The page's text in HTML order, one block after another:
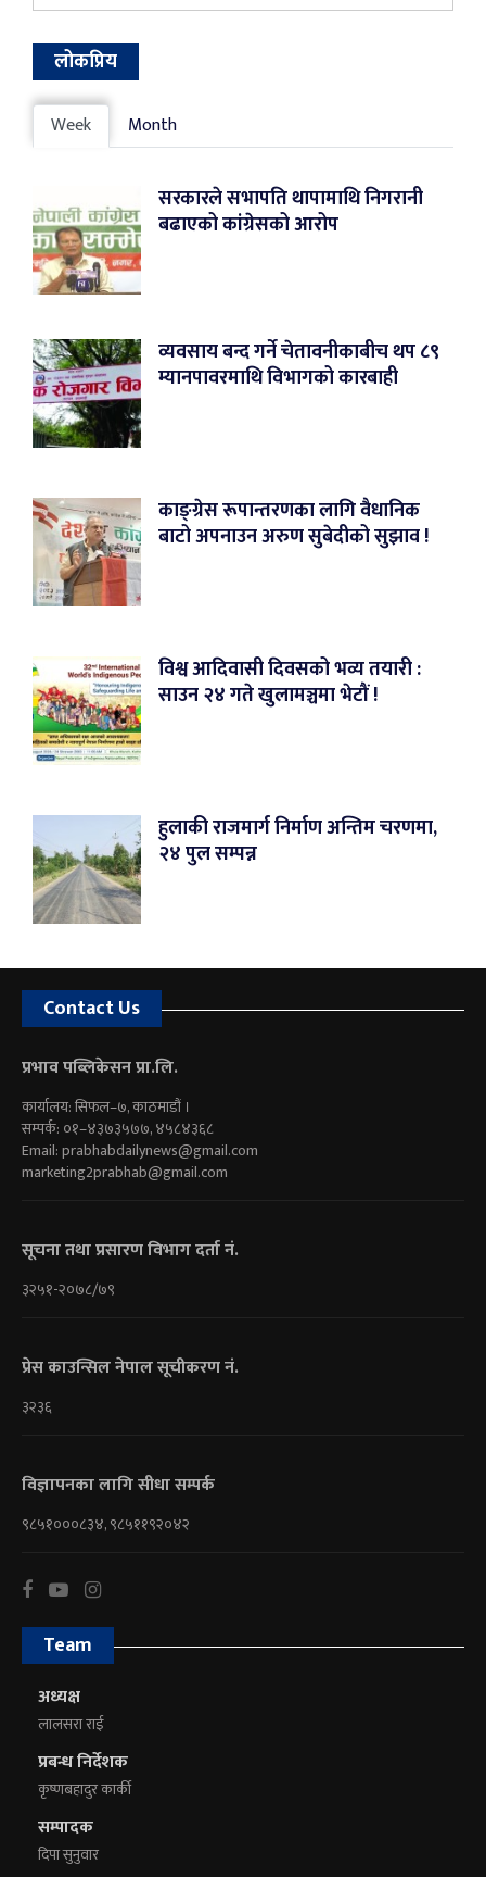
लोकप्रिय
Week Month
सरकारले सभापति थापामाथि निगरानी
बढाएको कांग्रेसको आरोप
व्यवसाय बन्द गर्ने चेतावनीकाबीच थप ८९
म्यानपावरमाथि विभागको कारबाही
काङ्ग्रेस रूपान्तरणका लागि वैधानिक
बाटो अपनाउन अरुण सुबेदीको सुझाव !
विश्व आदिवासी दिवसको भव्य तयारी :
साउन २४ गते खुलामञ्चमा भेटौं !
हुलाकी राजमार्ग निर्माण अन्तिम चरणमा,
२४ पुल सम्पन्न
Contact Us
प्रभाव पब्लिकेसन प्रा.लि.
कार्यालय: सिफल–७, काठमाडौं ।
सम्पर्क: ०१–४३७३५७७, ४५८४३६८
Email:prabhabdailynews@gmail.com
marketing2prabhab@gmail.com
सूचना तथा प्रसारण विभाग दर्ता नं.
३२५१-२०७८/७९
प्रेस काउन्सिल नेपाल सूचीकरण नं.
३२३६
विज्ञापनका लागि सीधा सम्पर्क
९८५१०००८३४, ९८५११९२०४२
Team
अध्यक्ष
लालसरा राई
प्रबन्ध निर्देशक
कृष्णबहादुर कार्की
सम्पादक
दिपा सुनुवार